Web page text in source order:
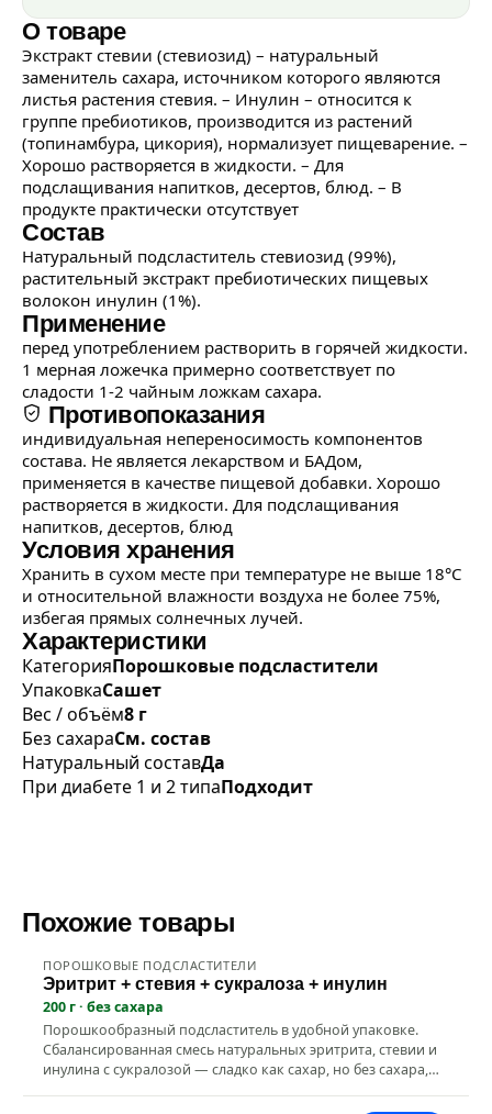
О товаре
Экстракт стевии (стевиозид) – натуральный
заменитель сахара, источником которого являются
листья растения стевия. – Инулин – относится к
группе пребиотиков, производится из растений
(топинамбура, цикория), нормализует пищеварение. –
Хорошо растворяется в жидкости. – Для
подслащивания напитков, десертов, блюд. – В
продукте практически отсутствует
Состав
Натуральный подсластитель стевиозид (99%),
растительный экстракт пребиотических пищевых
волокон инулин (1%).
Применение
перед употреблением растворить в горячей жидкости.
1 мерная ложечка примерно соответствует по
сладости 1-2 чайным ложкам сахара.
Противопоказания
индивидуальная непереносимость компонентов
состава. Не является лекарством и БАДом,
применяется в качестве пищевой добавки. Хорошо
растворяется в жидкости. Для подслащивания
напитков, десертов, блюд
Условия хранения
Хранить в сухом месте при температуре не выше 18°С
и относительной влажности воздуха не более 75%,
избегая прямых солнечных лучей.
Характеристики
КатегорияПорошковые подсластители
УпаковкаСашет
Вес / объём8 г
Без сахараСм. состав
Натуральный составДа
При диабете 1 и 2 типаПодходит
Похожие товары
Натуральный
ПОРОШКОВЫЕ ПОДСЛАСТИТЕЛИ
Эритрит + стевия + сукралоза + инулин
200 г · без сахара
Порошкообразный подсластитель в удобной упаковке.
Сбалансированная смесь натуральных эритрита, стевии и
инулина с сукралозой — сладко как сахар, но без сахара,